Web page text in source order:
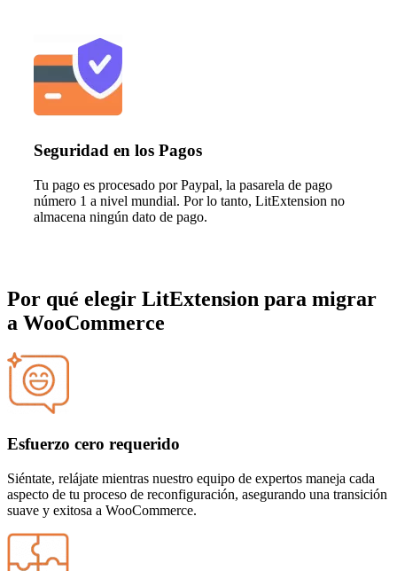
Seguridad en los Pagos
Tu pago es procesado por Paypal, la pasarela de pago
número 1 a nivel mundial. Por lo tanto, LitExtension no
almacena ningún dato de pago.
Por qué elegir LitExtension para migrar
a WooCommerce
Esfuerzo cero requerido
Siéntate, relájate mientras nuestro equipo de expertos maneja cada
aspecto de tu proceso de reconfiguración, asegurando una transición
suave y exitosa a WooCommerce.